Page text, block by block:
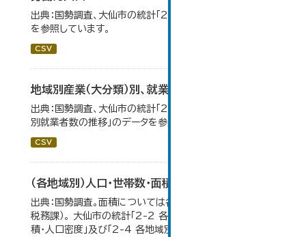
出典：国勢調査、大仙市の統計「2-6 労働力人口」のデータ
を参照しています。
CSV
地域別産業（大分類）別、就業者数
出典：国勢調査、大仙市の統計「2-8 地域別産業（大分類）
別就業者数の推移」のデータを参照しています。
CSV
（各地域別）人口・世帯数・面積・人口密度
出典：国勢調査。面積については各年１月１日時点（大仙市
税務課）。 大仙市の統計「2-2 各地域別人口・人口増減・面
積・人口密度」及び「2-4 各地域別人口・世帯数の推移」の